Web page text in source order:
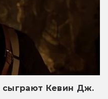
сыграют Кевин Дж.